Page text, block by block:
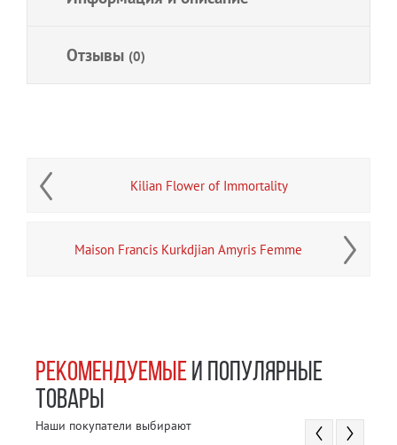
Отзывы (0)
Kilian Flower of Immortality
Maison Francis Kurkdjian Amyris Femme
РЕКОМЕНДУЕМЫЕИ ПОПУЛЯРНЫЕ
ТОВАРЫ
Наши покупатели выбирают